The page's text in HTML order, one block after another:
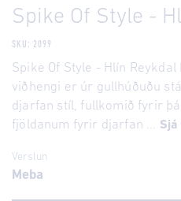
Spike Of Style -
SKU: 2099
Spike Of Style - Hlín
viðhengi er úr gullhúðuðu
djarfan stíl, fullkomið fyrir
fjöldanum fyrir djarfan ... Sjá
Verslun
Meba